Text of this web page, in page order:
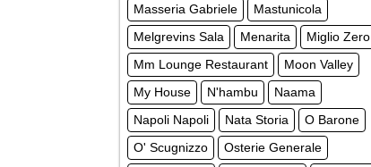
Masseria Gabriele
Mastunicola
Melgrevins Sala
Menarita
Miglio Zero
Mm Lounge Restaurant
Moon Valley
My House
N'hambu
Naama
Napoli Napoli
Nata Storia
O Barone
O' Scugnizzo
Osterie Generale